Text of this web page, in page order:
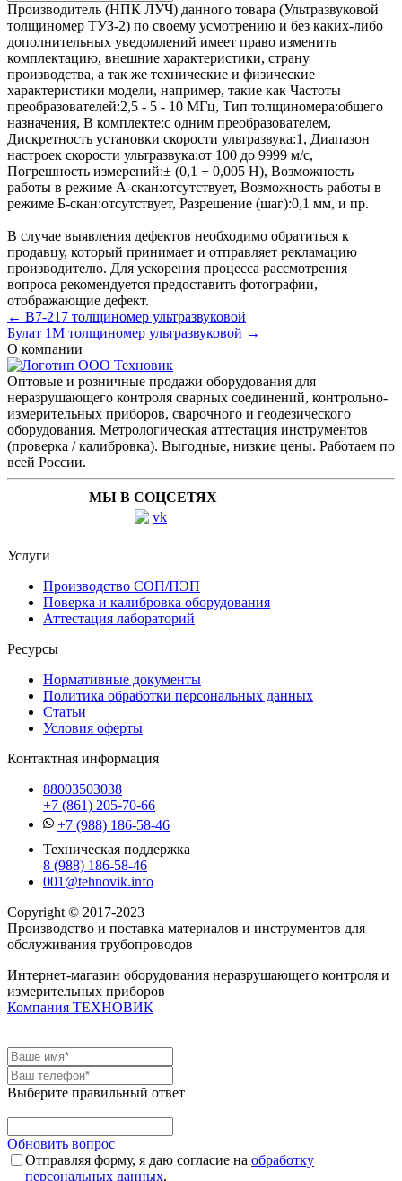
Производитель (НПК ЛУЧ) данного товара (Ультразвуковой
толщиномер ТУЗ-2) по своему усмотрению и без каких-либо
дополнительных уведомлений имеет право изменить
комплектацию, внешние характеристики, страну
производства, а так же технические и физические
характеристики модели, например, такие как Частоты
преобразователей:2,5 - 5 - 10 МГц, Тип толщиномера:общего
назначения, В комплекте:с одним преобразователем,
Дискретность установки скорости ультразвука:1 , Диапазон
настроек скорости ультразвука:от 100 до 9999 м/с,
Погрешность измерений:± (0,1 + 0,005 Н), Возможность
работы в режиме А-скан:отсутствует, Возможность работы в
режиме Б-скан:отсутствует, Разрешение (шаг):0,1 мм, и пр.
В случае выявления дефектов необходимо обратиться к
продавцу, который принимает и отправляет рекламацию
производителю. Для ускорения процесса рассмотрения
вопроса рекомендуется предоставить фотографии,
отображающие дефект.
← В7-217 толщиномер ультразвуковой
Булат 1М толщиномер ультразвуковой →
О компании
Оптовые и розничные продажи оборудования для
неразрушающего контроля сварных соединений, контрольно-
измерительных приборов, сварочного и геодезического
оборудования. Метрологическая аттестация инструментов
(проверка / калибровка). Выгодные, низкие цены. Работаем по
всей России.
МЫ В СОЦСЕТЯХ
Услуги
Производство СОП/ПЭП
Поверка и калибровка оборудования
Аттестация лабораторий
Ресурсы
Нормативные документы
Политика обработки персональных данных
Статьи
Условия оферты
Контактная информация
88003503038
+7 (861) 205-70-66
+7 (988) 186-58-46
Техническая поддержка
8 (988) 186-58-46
001@tehnovik.info
Copyright © 2017-2023
Производство и поставка материалов и инструментов для
обслуживания трубопроводов
Интернет-магазин оборудования неразрушающего контроля и
измерительных приборов
Компания ТЕХНОВИК
Выберите правильный ответ
Обновить вопрос
Отправляя форму, я даю согласие на обработку
персональных данных.